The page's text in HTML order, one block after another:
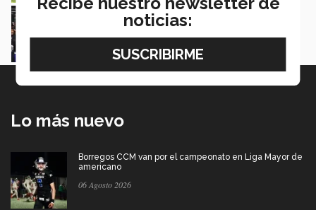
¡Tricampeones! Borregos de PrepaTec Mty se
corona en la ONEFA Juvenil
Luis Mario García
Lo más nuevo
Borregos CCM van por el campeonato en Liga Mayor de
americano
06 Agosto 2026
noticias: